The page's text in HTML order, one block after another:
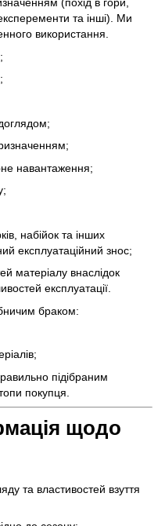
(похід в гори,
та інші). Ми
використання.
навантаження;
набійок та інших
експлуатаційний знос;
матеріалу внаслідок
експлуатації.
браком:
підібраним
покупця.
щодо
та властивостей взуття